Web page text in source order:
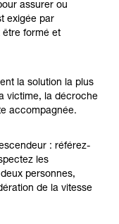
une
Validez
sécurité, avant
techniques
assurer ou
exigée par
être formé et
la solution la plus
victime, la décroche
accompagnée.
: référez-
les
personnes,
de la vitesse